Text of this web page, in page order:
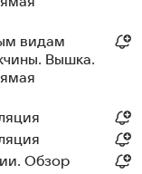
видам
Вышка.
Обзор